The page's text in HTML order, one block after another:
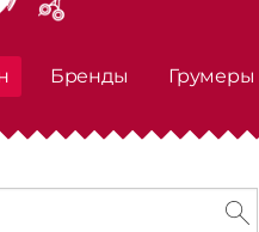
Бренды Грумеры